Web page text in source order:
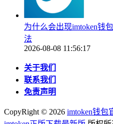
为什么会出现imtoken钱
法
2026-08-08 11:56:17
关于我们
联系我们
免责声明
CopyRight © 2026 imtoken钱包